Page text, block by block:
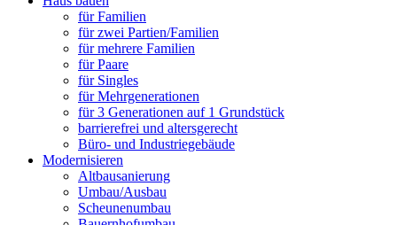
für Familien
für zwei Partien/Familien
für mehrere Familien
für Paare
für Singles
für Mehrgenerationen
für 3 Generationen auf 1 Grundstück
barrierefrei und altersgerecht
Büro- und Industriegebäude
Modernisieren
Altbausanierung
Umbau/Ausbau
Scheunenumbau